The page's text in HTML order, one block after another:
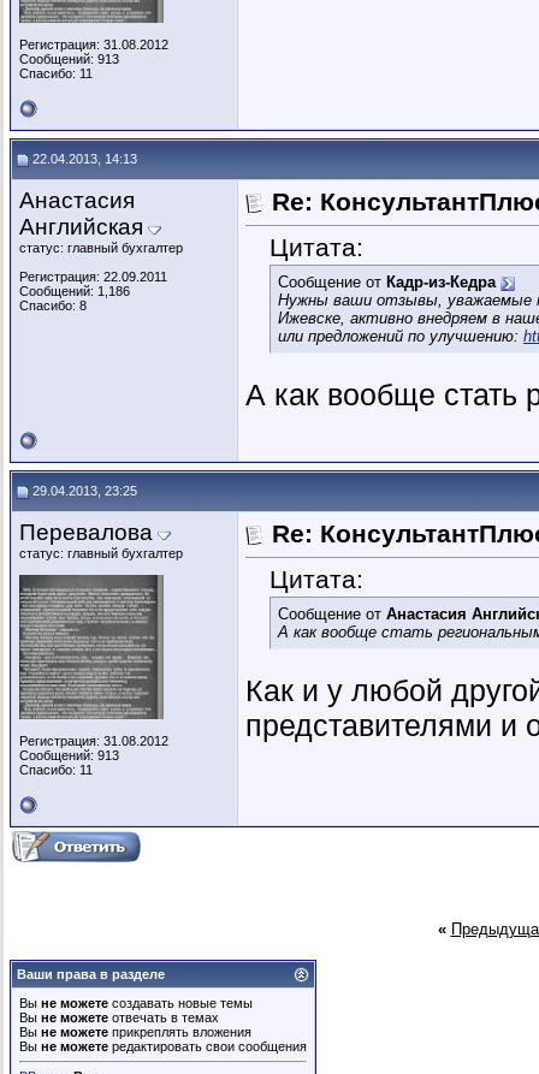
Регистрация: 31.08.2012
Сообщений: 913
Спасибо: 11
22.04.2013, 14:13
Анастасия
Английская
статус: главный бухгалтер
Регистрация: 22.09.2011
Сообщений: 1,186
Спасибо: 8
Re:
Цитата:
Сообщение от Кадр-из-Кедра
Нужны ваши отзывы, уважаемые
Ижевске, активно внедряем в
или предложений по улучшению:
А как вообще стать
29.04.2013, 23:25
Перевалова
статус: главный бухгалтер
Регистрация: 31.08.2012
Сообщений: 913
Спасибо: 11
Re:
Цитата:
Сообщение от Анастасия
А как вообще стать
Как и у любой
представителями и
«
Ваши права в разделе
Вы не можете создавать новые темы
Вы не можете отвечать в темах
Вы не можете прикреплять вложения
Вы не можете редактировать свои сообщения